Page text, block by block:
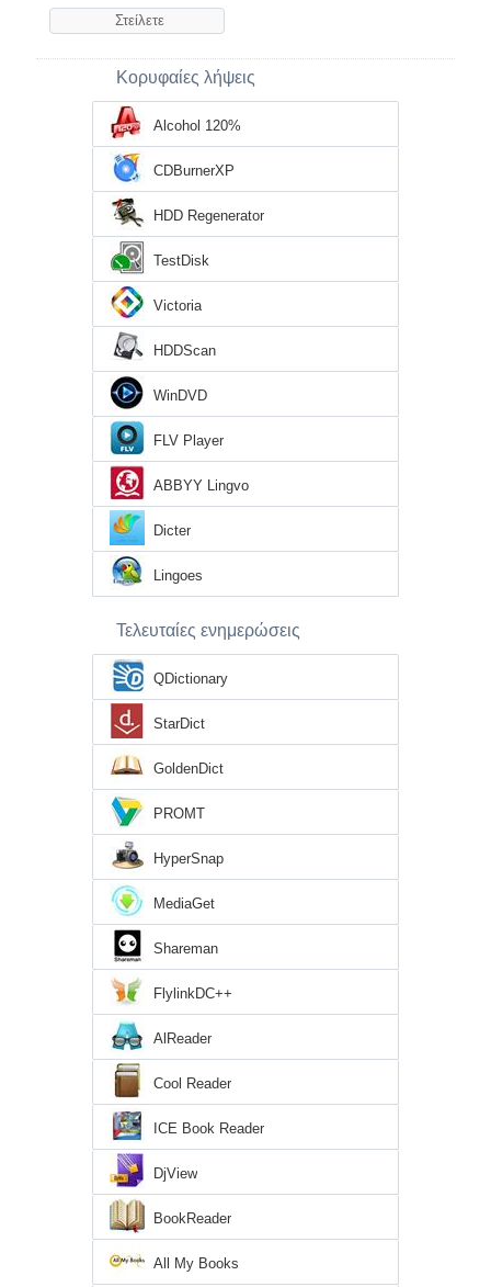
Κορυφαίες λήψεις
Alcohol 120%
CDBurnerXP
HDD Regenerator
TestDisk
Victoria
HDDScan
WinDVD
FLV Player
ABBYY Lingvo
Dicter
Lingoes
Τελευταίες ενημερώσεις
QDictionary
StarDict
GoldenDict
PROMT
HyperSnap
MediaGet
Shareman
FlylinkDC++
AlReader
Cool Reader
ICE Book Reader
DjView
BookReader
All My Books